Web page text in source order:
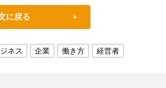
に戻る
ネス 企業 働き方 経営者